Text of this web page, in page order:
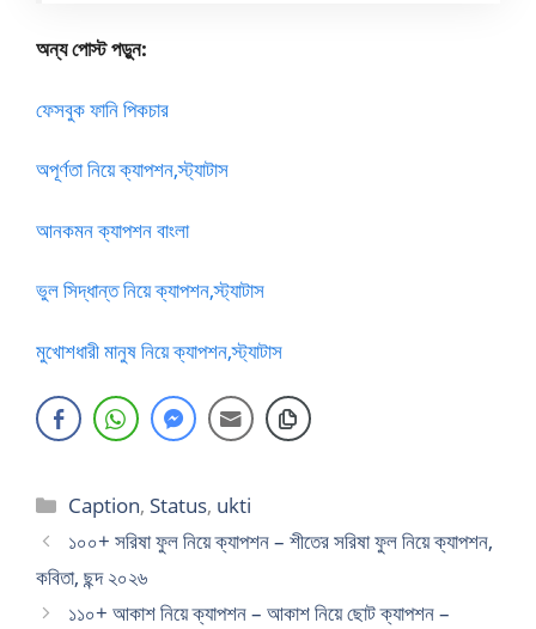
অন্য পোস্ট পড়ুন:
ফেসবুক ফানি পিকচার
অপূর্ণতা নিয়ে ক্যাপশন,স্ট্যাটাস
আনকমন ক্যাপশন বাংলা
ভুল সিদ্ধান্ত নিয়ে ক্যাপশন,স্ট্যাটাস
মুখোশধারী মানুষ নিয়ে ক্যাপশন,স্ট্যাটাস
Categories
Caption, Status, ukti
১০০+ সরিষা ফুল নিয়ে ক্যাপশন – শীতের সরিষা ফুল নিয়ে ক্যাপশন,
কবিতা, ছন্দ ২০২৬
১১০+ আকাশ নিয়ে ক্যাপশন – আকাশ নিয়ে ছোট ক্যাপশন –